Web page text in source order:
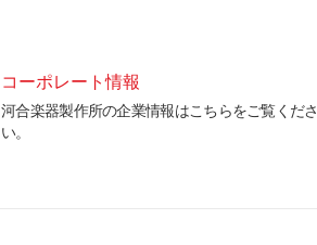
コーポレート情報
河合楽器製作所の企業情報はこちらをご覧くださ
い。